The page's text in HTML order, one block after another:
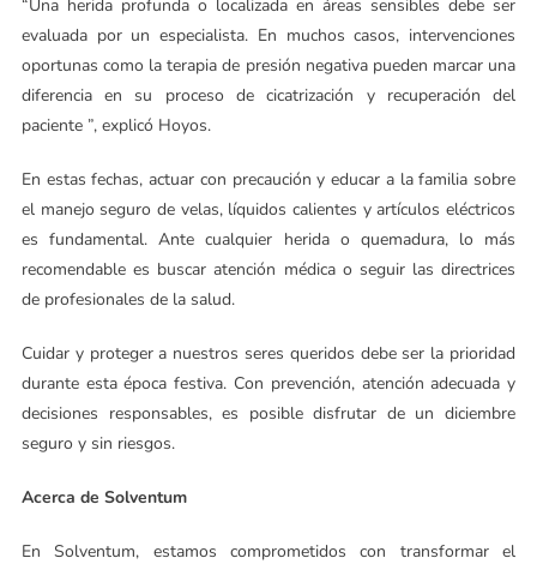
“Una herida profunda o localizada en áreas sensibles debe ser
evaluada por un especialista. En muchos casos, intervenciones
oportunas como la terapia de presión negativa pueden marcar una
diferencia en su proceso de cicatrización y recuperación del
paciente ”, explicó Hoyos.
En estas fechas, actuar con precaución y educar a la familia sobre
el manejo seguro de velas, líquidos calientes y artículos eléctricos
es fundamental. Ante cualquier herida o quemadura, lo más
recomendable es buscar atención médica o seguir las directrices
de profesionales de la salud.
Cuidar y proteger a nuestros seres queridos debe ser la prioridad
durante esta época festiva. Con prevención, atención adecuada y
decisiones responsables, es posible disfrutar de un diciembre
seguro y sin riesgos.
Acerca de Solventum
En Solventum, estamos comprometidos con transformar el